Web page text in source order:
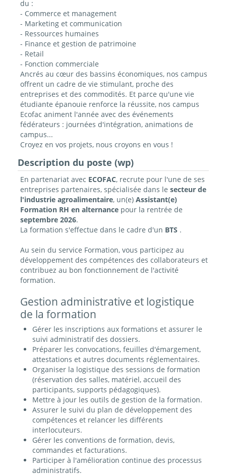
du :
- Commerce et management
- Marketing et communication
- Ressources humaines
- Finance et gestion de patrimoine
- Retail
- Fonction commerciale
Ancrés au cœur des bassins économiques, nos campus
offrent un cadre de vie stimulant, proche des
entreprises et des commodités. Et parce qu'une vie
étudiante épanouie renforce la réussite, nos campus
Ecofac animent l'année avec des événements
fédérateurs : journées d'intégration, animations de
campus...
Croyez en vos projets, nous croyons en vous !
Description du poste (wp)
En partenariat avec ECOFAC, recrute pour l'une de ses
entreprises partenaires, spécialisée dans le secteur de
l'industrie agroalimentaire, un(e) Assistant(e)
Formation RH en alternancepour la rentrée de
septembre 2026.
La formation s'effectue dans le cadre d'un BTS .
Au sein du service Formation, vous participez au
développement des compétences des collaborateurs et
contribuez au bon fonctionnement de l'activité
formation.
Gestion administrative et logistique
de la formation
Gérer les inscriptions aux formations et assurer le
suivi administratif des dossiers.
Préparer les convocations, feuilles d'émargement,
attestations et autres documents réglementaires.
Organiser la logistique des sessions de formation
(réservation des salles, matériel, accueil des
participants, supports pédagogiques).
Mettre à jour les outils de gestion de la formation.
Assurer le suivi du plan de développement des
compétences et relancer les différents
interlocuteurs.
Gérer les conventions de formation, devis,
commandes et facturations.
Participer à l'amélioration continue des processus
administratifs.